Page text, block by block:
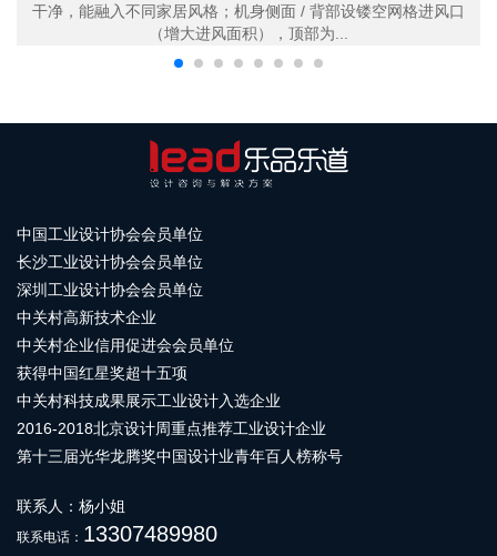
干净，能融入不同家居风格；机身侧面 / 背部设镂空网格进风口
（增大进风面积），顶部为...
中国工业设计协会会员单位
长沙工业设计协会会员单位
深圳工业设计协会会员单位
中关村高新技术企业
中关村企业信用促进会会员单位
获得中国红星奖超十五项
中关村科技成果展示工业设计入选企业
2016-2018北京设计周重点推荐工业设计企业
第十三届光华龙腾奖中国设计业青年百人榜称号
联系人：杨小姐
联系电话： 13307489980